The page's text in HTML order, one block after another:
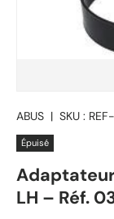
ABUS | SKU :
Épuisé
LH – Réf.